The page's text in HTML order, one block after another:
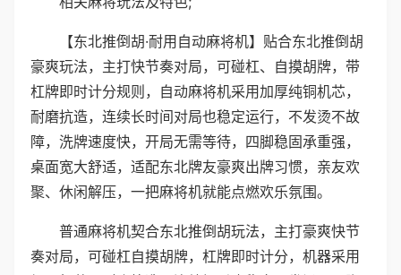
【东北推倒胡·耐用自动麻将机】贴合东北推倒胡
豪爽玩法，主打快节奏对局，可碰杠、自摸胡牌，带
杠牌即时计分规则，自动麻将机采用加厚纯铜机芯，
耐磨抗造，连续长时间对局也稳定运行，不发烫不故
障，洗牌速度快，开局无需等待，四脚稳固承重强，
桌面宽大舒适，适配东北牌友豪爽出牌习惯，亲友欢
聚、休闲解压，一把麻将机就能点燃欢乐氛围。
普通麻将机契合东北推倒胡玩法，主打豪爽快节
奏对局，可碰杠自摸胡牌，杠牌即时计分，机器采用